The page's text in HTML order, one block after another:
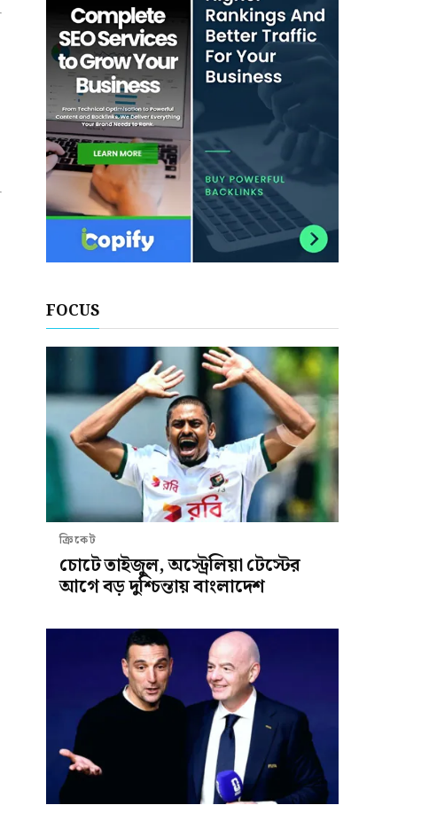
FOCUS
ক্রিকেট
চোটে তাইজুল, অস্ট্রেলিয়া টেস্টের
আগে বড় দুশ্চিন্তায় বাংলাদেশ